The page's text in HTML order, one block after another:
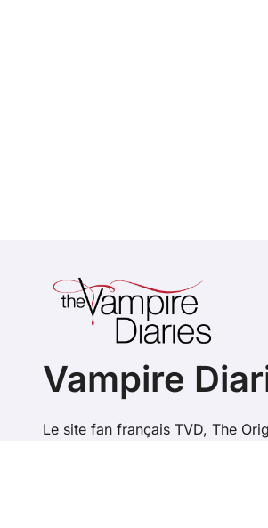
Vampire
Le site fan français TVD, The